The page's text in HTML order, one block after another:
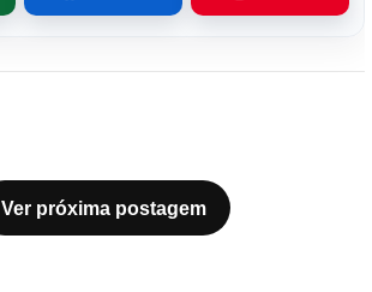
Ver próxima postagem